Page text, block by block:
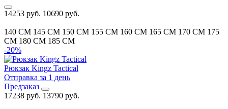
14253 руб. 10690 руб.
140 CM 145 CM 150 CM 155 CM 160 CM 165 CM 170 CM 175
CM 180 CM 185 CM
-20%
Рюкзак Kingz Tactical
Отправка за 1 день
Предзаказ
17238 руб. 13790 руб.